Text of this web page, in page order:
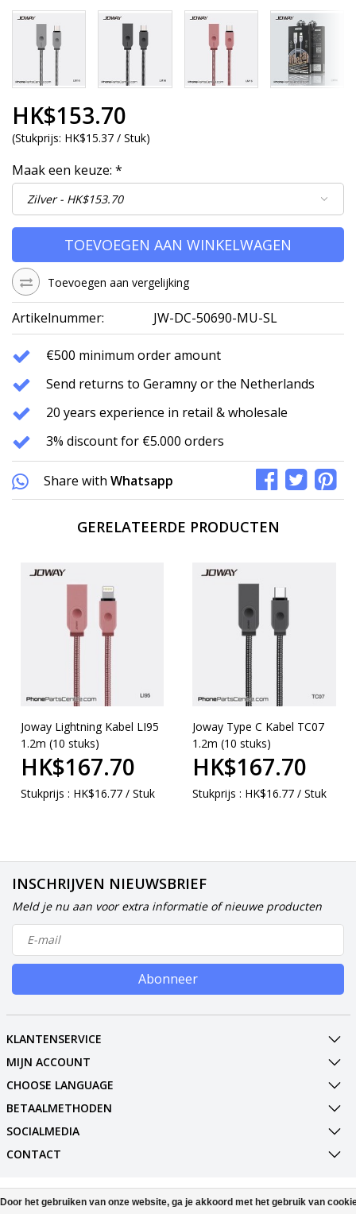
HK$153.70
(Stukprijs: HK$15.37 / Stuk)
Maak een keuze: *
TOEVOEGEN AAN WINKELWAGEN
Toevoegen aan vergelijking
Artikelnummer: JW-DC-50690-MU-SL
€500 minimum order amount
Send returns to Geramny or the Netherlands
20 years experience in retail & wholesale
3% discount for €5.000 orders
Share with Whatsapp
GERELATEERDE PRODUCTEN
Joway Lightning Kabel LI95
1.2m (10 stuks)
HK$167.70
Stukprijs : HK$16.77 / Stuk
Joway Type C Kabel TC07
1.2m (10 stuks)
HK$167.70
Stukprijs : HK$16.77 / Stuk
INSCHRIJVEN NIEUWSBRIEF
Meld je nu aan voor extra informatie of nieuwe producten
Abonneer
KLANTENSERVICE
MIJN ACCOUNT
CHOOSE LANGUAGE
BETAALMETHODEN
SOCIALMEDIA
CONTACT
© Copyright 2026 Phone Parts & Displays
Door het gebruiken van onze website, ga je akkoord met het gebruik van